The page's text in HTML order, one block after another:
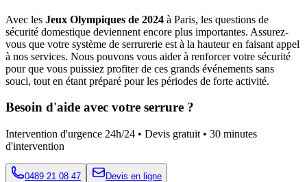
Avec les Jeux Olympiques de 2024 à Paris, les questions de
sécurité domestique deviennent encore plus importantes. Assurez-
vous que votre système de serrurerie est à la hauteur en faisant appel
à nos services. Nous pouvons vous aider à renforcer votre sécurité
pour que vous puissiez profiter de ces grands événements sans
souci, tout en étant préparé pour les périodes de forte activité.
Besoin d'aide avec votre serrure ?
Intervention d'urgence 24h/24 • Devis gratuit • 30 minutes
d'intervention
0489 21 08 47 Devis en ligne